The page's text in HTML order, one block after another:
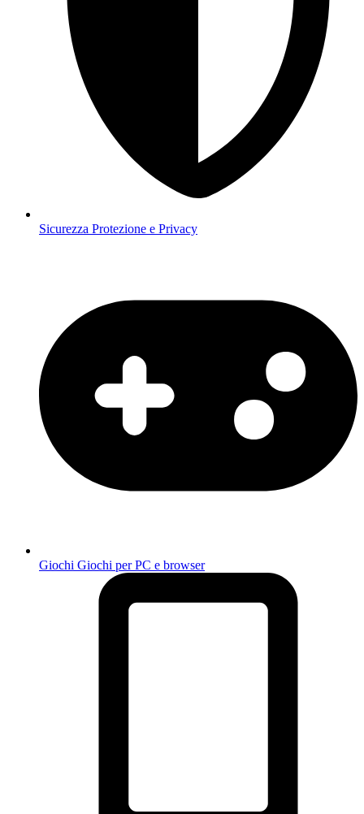
Sicurezza Protezione e Privacy
Giochi Giochi per PC e browser